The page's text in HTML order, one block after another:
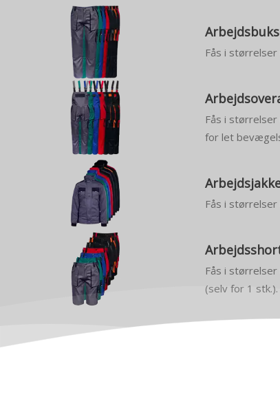
Fås i
Fås i
for let
Fås i
Fås i
(selv for 1 stk.).